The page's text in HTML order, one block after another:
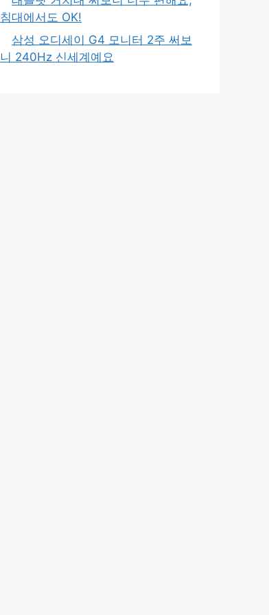
침대에서도 OK!
삼성 오디세이 G4 모니터 2주 써보
니 240Hz 신세계예요